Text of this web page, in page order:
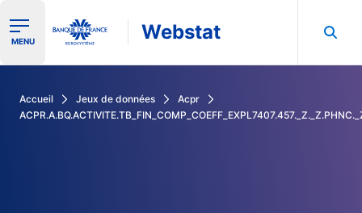
Ouvrir le menu de navigation
MENU Webstat
Accueil Jeux de données
Acpr